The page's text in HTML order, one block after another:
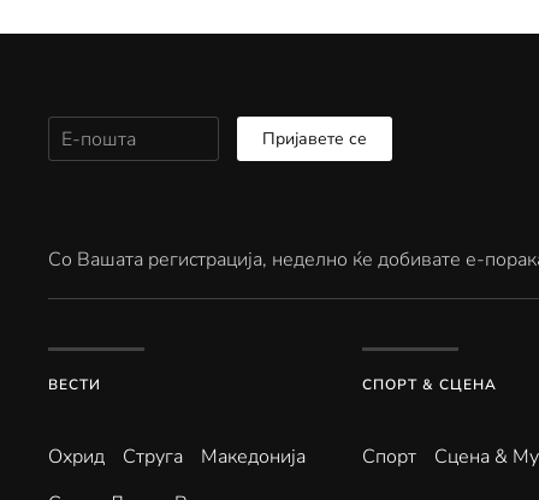
Пријавете се
Со Вашата регистрација, неделно ќе добивате е-
ВЕСТИ
Охрид Струга
Македонија
СПОРТ & СЦЕНА
Спорт Сцена &